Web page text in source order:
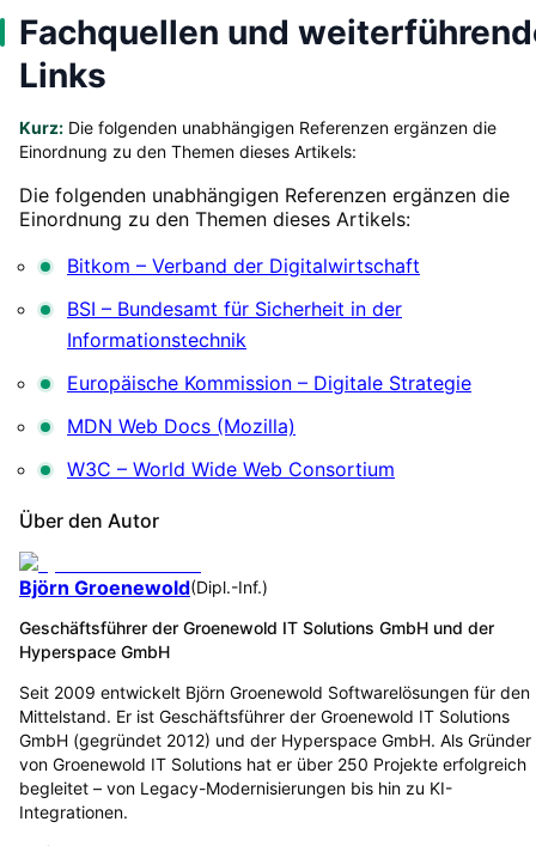
Fachquellen und
Links
Kurz: Die folgenden unabhängigen Referenzen ergänzen die
Einordnung zu den Themen dieses Artikels:
Die folgenden unabhängigen Referenzen ergänzen die
Einordnung zu den Themen dieses Artikels:
Bitkom – Verband der Digitalwirtschaft
BSI – Bundesamt für Sicherheit in der
Informationstechnik
Europäische Kommission – Digitale Strategie
MDN Web Docs (Mozilla)
W3C – World Wide Web Consortium
Über den Autor
Björn Groenewold(Dipl.-Inf.)
Geschäftsführer der Groenewold IT Solutions GmbH und der
Hyperspace GmbH
Seit 2009 entwickelt Björn Groenewold Softwarelösungen für den
Mittelstand. Er ist Geschäftsführer der Groenewold IT Solutions
GmbH (gegründet 2012) und der Hyperspace GmbH. Als Gründer
von Groenewold IT Solutions hat er über 250 Projekte erfolgreich
begleitet – von Legacy-Modernisierungen bis hin zu KI-
Integrationen.